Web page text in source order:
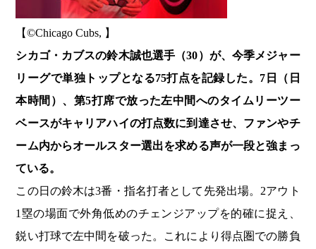
【©️Chicago Cubs, 】
シカゴ・カブスの鈴木誠也選手（30）が、今季メジャー
リーグで単独トップとなる75打点を記録した。7日（日
本時間）、第5打席で放った左中間へのタイムリーツー
ベースがキャリアハイの打点数に到達させ、ファンやチ
ーム内からオールスター選出を求める声が一段と強まっ
ている。
この日の鈴木は3番・指名打者として先発出場。2アウト
1塁の場面で外角低めのチェンジアップを的確に捉え、
鋭い打球で左中間を破った。これにより得点圏での勝負